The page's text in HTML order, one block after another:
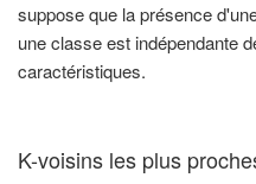
suppose que la présence
une classe est indépendante
caractéristiques.
K-voisins les plus